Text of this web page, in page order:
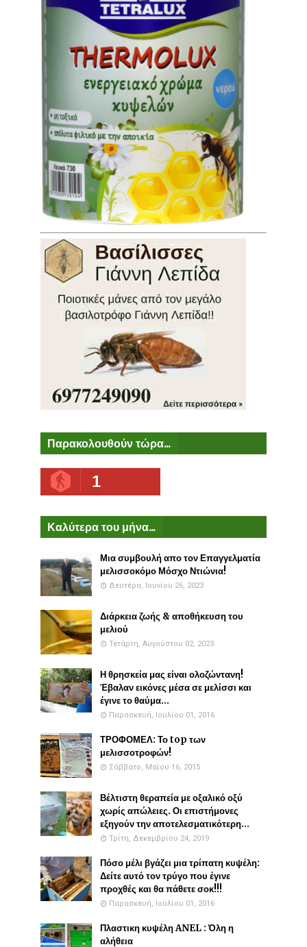
Παρακολουθούν τώρα...
1
Καλύτερα του μήνα...
Μια συμβουλή απο τον Επαγγελματία
μελισσοκόμο Μόσχο Ντιώνια!
Δευτέρα, Ιουνίου 26, 2023
Διάρκεια ζωής & αποθήκευση του
μελιού
Τετάρτη, Αυγούστου 02, 2023
Η θρησκεία μας είναι ολοζώντανη!
Έβαλαν εικόνες μέσα σε μελίσσι και
έγινε το θαύμα...
Παρασκευή, Ιουλίου 01, 2016
ΤΡΟΦΟΜΕΛ: Το top των
μελισσοτροφών!
Σάββατο, Μαΐου 16, 2015
Βέλτιστη θεραπεία με οξαλικό οξύ
χωρίς απώλειες. Οι επιστήμονες
εξηγούν την αποτελεσματικότερη...
Τρίτη, Δεκεμβρίου 24, 2019
Πόσο μέλι βγάζει μια τρίπατη κυψέλη:
Δείτε αυτό τον τρύγο που έγινε
προχθές και θα πάθετε σοκ!!!
Παρασκευή, Ιουλίου 01, 2016
Πλαστικη κυψέλη ANEL : Όλη η
αλήθεια